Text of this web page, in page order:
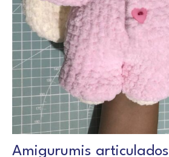
Amigurumis articulados